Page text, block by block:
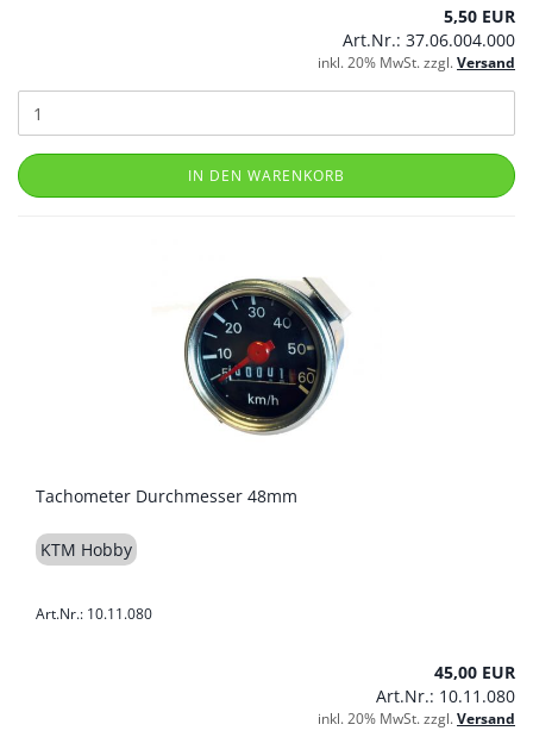
5,50 EUR
Art.Nr.: 37.06.004.000
inkl. 20% MwSt. zzgl.Versand
IN DEN WARENKORB
Tachometer Durchmesser 48mm
KTM Hobby
Art.Nr.: 10.11.080
45,00 EUR
Art.Nr.: 10.11.080
inkl. 20% MwSt. zzgl.Versand